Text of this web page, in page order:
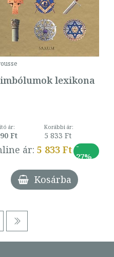
lexikona
ár:
Ft
Korábbi ár:
5 833 Ft
ár: 5 833 Ft -
27%
Kosárba